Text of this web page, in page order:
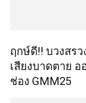
ฤกษ์ดี!! บวงสรว
เสียงบาดตาย
ช่อง GMM25